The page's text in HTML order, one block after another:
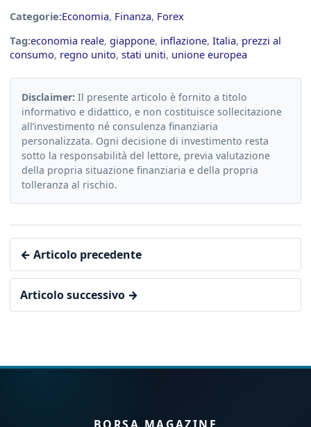
Categorie:Economia, Finanza, Forex
Tag:economia reale, giappone, inflazione, Italia, prezzi al
consumo, regno unito, stati uniti, unione europea
Disclaimer: Il presente articolo è fornito a titolo
informativo e didattico, e non costituisce sollecitazione
all’investimento né consulenza finanziaria
personalizzata. Ogni decisione di investimento resta
sotto la responsabilità del lettore, previa valutazione
della propria situazione finanziaria e della propria
tolleranza al rischio.
← Articolo precedente
Articolo successivo →
BORSA MAGAZINE